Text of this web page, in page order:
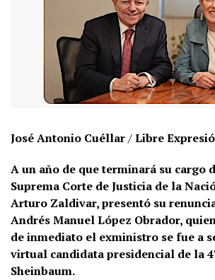
José Antonio Cuéllar/Libre
A un año de que terminará su cargo
Suprema Corte de Justicia de la
Arturo Zaldivar, presentó su
Andrés Manuel López Obrador,
de inmediato el exministro se fue a
virtual candidata presidencial de la
Sheinbaum.